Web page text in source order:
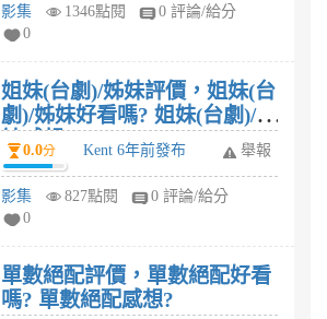
影集 1346點閱
0 評論/給分
0
姐妹(台劇)/姊妹評價，姐妹(台
劇)/姊妹好看嗎? 姐妹(台劇)/姊
妹感想?
0.0分 Kent 6年前發布 舉報
影集 827點閱
0 評論/給分
0
單數絕配評價，單數絕配好看
嗎? 單數絕配感想?